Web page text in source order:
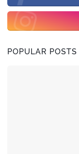
POPULAR POSTS